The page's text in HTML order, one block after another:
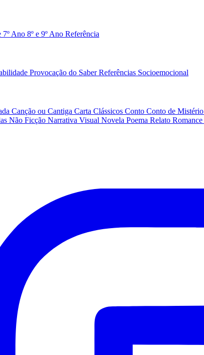
7º Ano 8º e 9º Ano Referência
Provocação do SaberReferências Socioemocional
Canção ou Cantiga Carta Clássicos Conto Conto de Mistério
Não Ficção Narrativa Visual Novela Poema Relato Romance